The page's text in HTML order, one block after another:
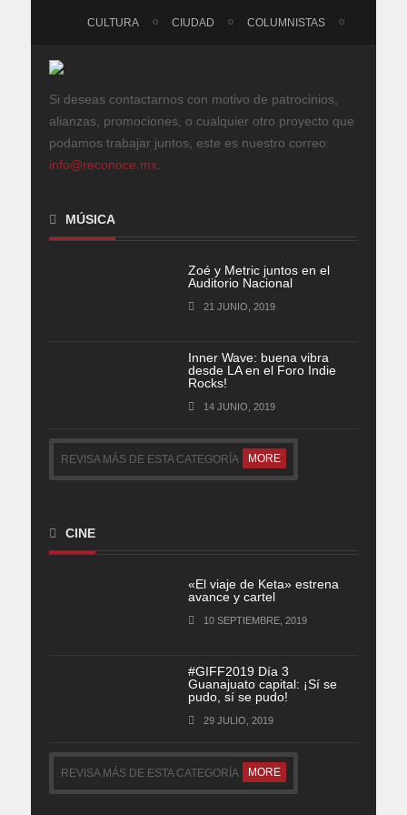
CULTURA CIUDAD COLUMNISTAS
Si deseas contactarnos con motivo de patrocinios,
alianzas, promociones, o cualquier otro proyecto que
podamos trabajar juntos, este es nuestro correo:
info@reconoce.mx
MÚSICA
Zoé y Metric juntos en el
Auditorio Nacional
21 JUNIO, 2019
Inner Wave: buena vibra
desde LA en el Foro Indie
Rocks!
14 JUNIO, 2019
REVISA MÁS DE ESTA CATEGORÍA MORE
CINE
«El viaje de Keta» estrena
avance y cartel
10 SEPTIEMBRE, 2019
#GIFF2019 Día 3
Guanajuato capital: ¡Sí se
pudo, sí se pudo!
29 JULIO, 2019
REVISA MÁS DE ESTA CATEGORÍA MORE